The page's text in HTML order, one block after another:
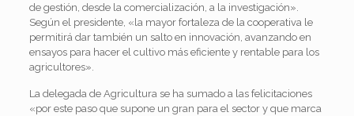
de gestión, desde la comercialización, a la investigación».
Según el presidente, «la mayor fortaleza de la cooperativa le
permitirá dar también un salto en innovación, avanzando en
ensayos para hacer el cultivo más eficiente y rentable para los
agricultores».
La delegada de Agricultura se ha sumado a las felicitaciones
«por este paso que supone un gran para el sector y que marca